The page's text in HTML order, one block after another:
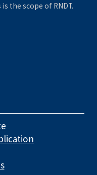
the scope of RNDT.